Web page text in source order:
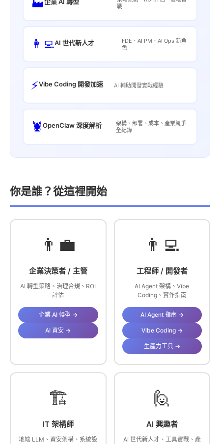
戰
👩‍💻AI 世代新人才
FDE、AI PM、AI Ops 新角
色
⚡Vibe Coding 開發加速 AI 輔助開發實戰經驗
🦞OpenClaw 深度解析
架構、部署、成本、產業競爭
全紀錄
你是誰？從這裡開始
👨‍💼
企業決策者 / 主管
AI 轉型策略、治理合規、ROI
評估
企業 AI 轉型 →
AI 資安 →
👨‍💻
工程師 / 開發者
AI Agent 架構、Vibe
Coding、實作指南
AI Agent 指南 →
Vibe Coding →
生產力工具 →
🏗️
IT 架構師
地端 LLM、資安架構、系統設
🙋
AI 興趣者
AI 世代新人才、工具實戰、產